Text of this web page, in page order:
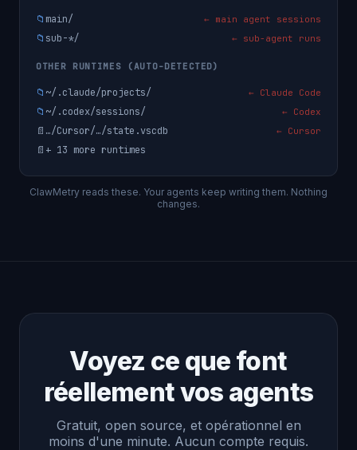
📁 main/ ← main agent sessions
📁 sub-*/ ← sub-agent runs
OTHER RUNTIMES (AUTO-DETECTED)
📁 ~/.claude/projects/ ← Claude Code
📁 ~/.codex/sessions/ ← Codex
📄 …/Cursor/…/state.vscdb ← Cursor
📄 + 13 more runtimes
ClawMetry reads these. Your agents keep writing them. Nothing
changes.
Voyez ce que font
réellement vos agents
Gratuit, open source, et opérationnel en
moins d'une minute. Aucun compte requis.